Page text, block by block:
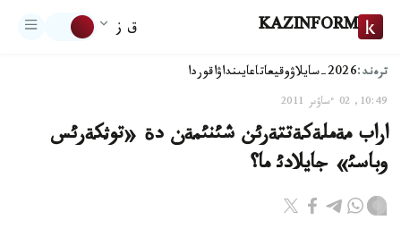
KAZINFORM ق ز
ترەند:2026-سايلاۋ وقيعاتاعايىنداۋاقوردا
10:49, 02 ءساۋىر 2011
اراب مةملةكةتتةرئن شئنئمةن دة «توثكةرئس
وباسئ» جايلادئ ما؟